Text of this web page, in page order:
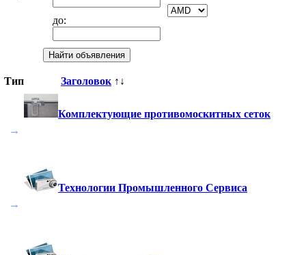
до:
Тип Заголовок ↑↓
→
Комплектующие противомоскитных сеток
→
Технологии Промышленного Сервиса